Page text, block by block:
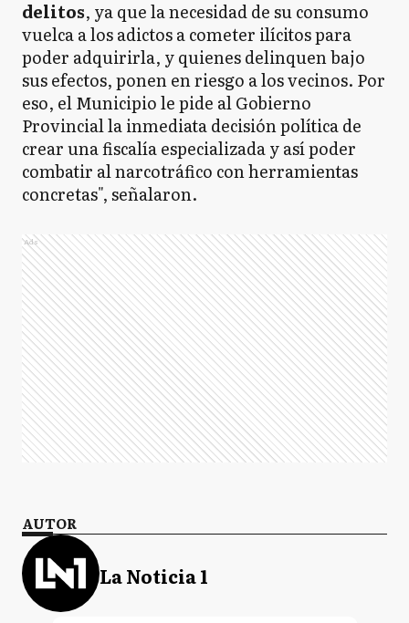
delitos, ya que la necesidad de su consumo
vuelca a los adictos a cometer ilícitos para
poder adquirirla, y quienes delinquen bajo
sus efectos, ponen en riesgo a los vecinos. Por
eso, el Municipio le pide al Gobierno
Provincial la inmediata decisión política de
crear una fiscalía especializada y así poder
combatir al narcotráfico con herramientas
concretas", señalaron.
Ads
AUTOR
La Noticia 1